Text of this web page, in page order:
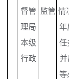
督管
理局
本级
行政
监管 情
年
任
并
等